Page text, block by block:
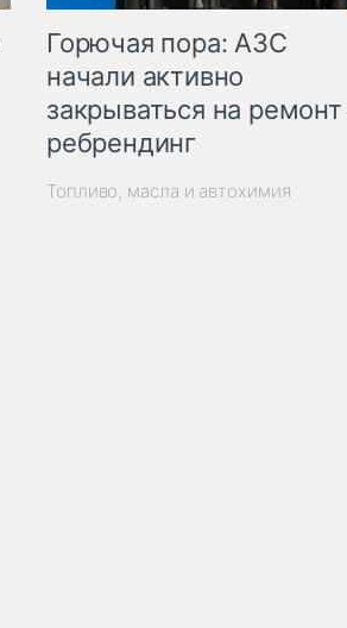
Горючая пора: АЗС
начали активно
закрываться на
ребрендинг
Топливо, масла и автохимия